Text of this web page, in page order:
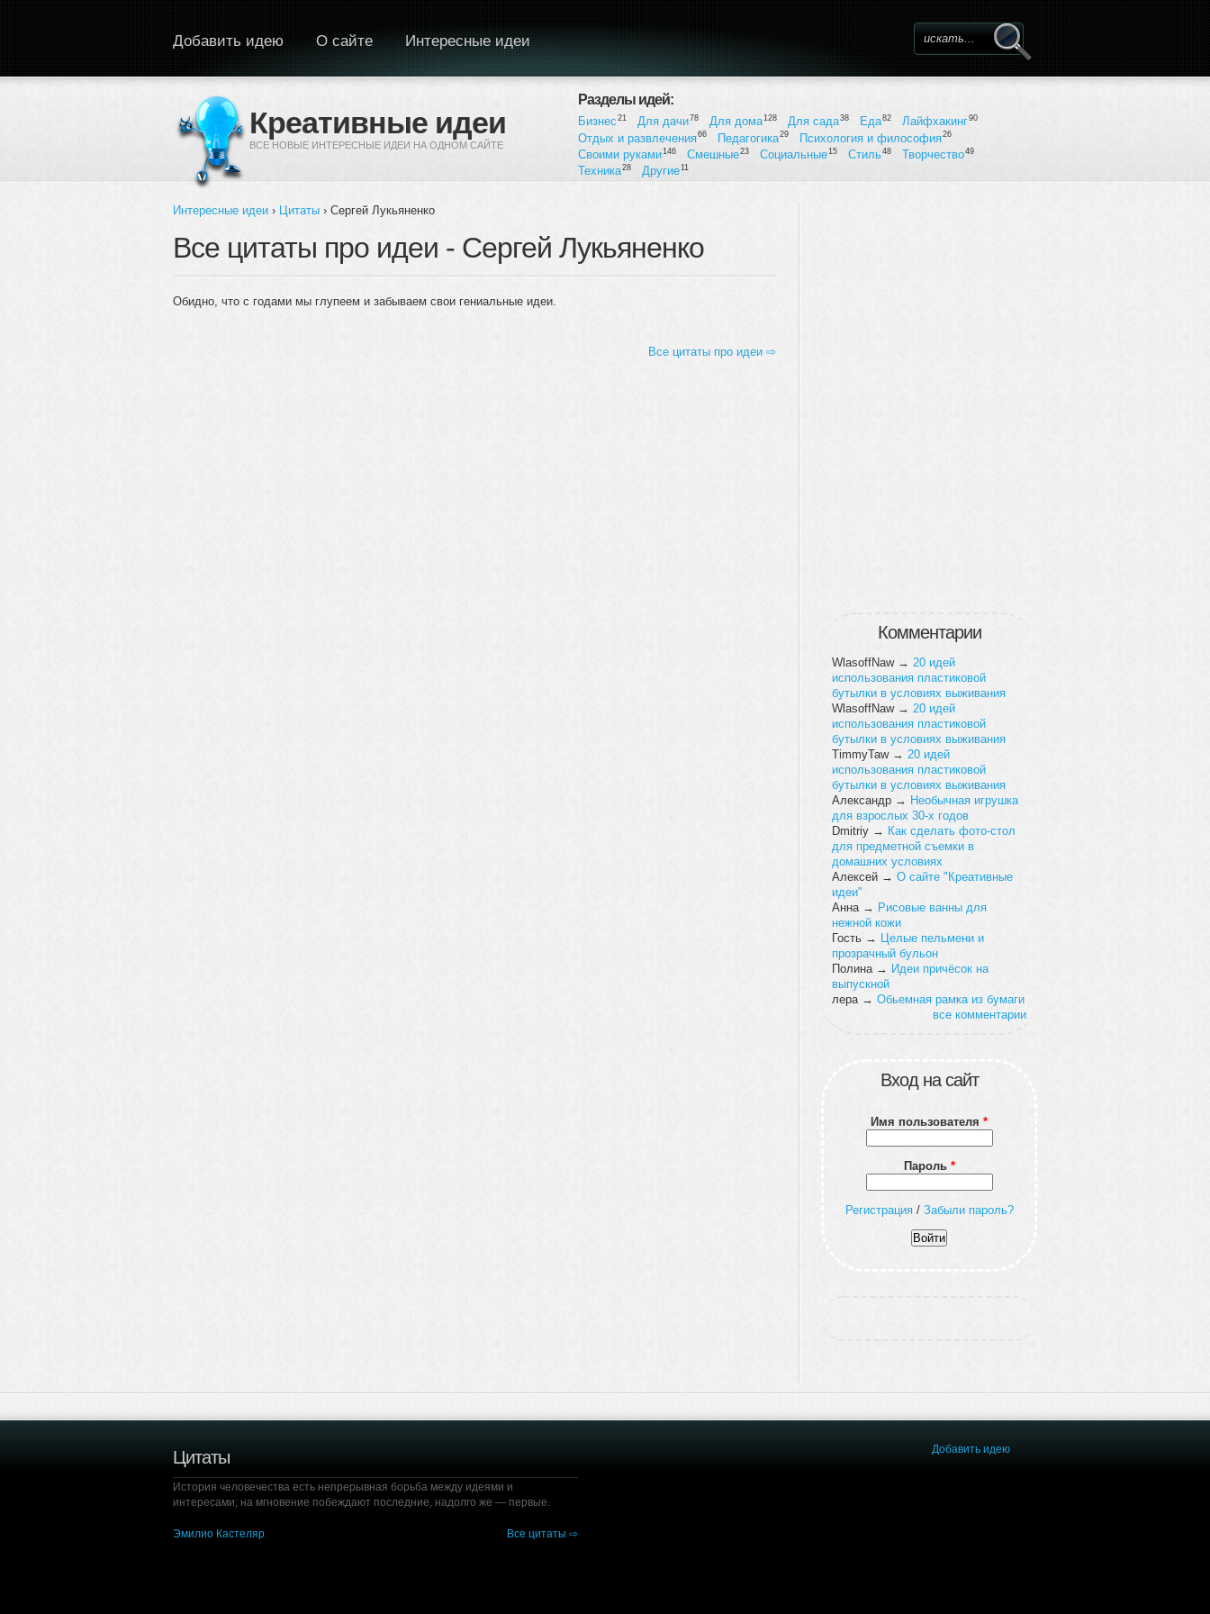
Креативные идеи
ВСЕ НОВЫЕ ИНТЕРЕСНЫЕ ИДЕИ НА ОДНОМ САЙТЕ
Добавить идею О сайте Интересные идеи Форма поиска
Разделы идей:
Бизнес 21 Для дачи78 Для дома128 Для сада38 Еда82 Лайфхакинг90
Отдых и развлечения66 Педагогика29 Психология и философия26
Своими руками146 Смешные23 Социальные 15 Стиль48 Творчество49
Техника28 Другие 11
Вы здесь
Интересные идеи › Цитаты › Сергей Лукьяненко
Все цитаты про идеи - Сергей Лукьяненко
Обидно, что с годами мы глупеем и забываем свои гениальные идеи.
Все цитаты про идеи ⇨
Комментарии
WlasoffNaw→ 20 идей
использования пластиковой
бутылки в условиях выживания
WlasoffNaw→ 20 идей
использования пластиковой
бутылки в условиях выживания
TimmyTaw→ 20 идей
использования пластиковой
бутылки в условиях выживания
Александр → Необычная игрушка
для взрослых 30-х годов
Dmitriy → Как сделать фото-стол
для предметной съемки в
домашних условиях
Алексей → О сайте "Креативные
идеи"
Анна → Рисовые ванны для
нежной кожи
Гость → Целые пельмени и
прозрачный бульон
Полина → Идеи причёсок на
выпускной
лера → Обьемная рамка из бумаги
все комментарии
Вход на сайт
Имя пользователя *
Пароль *
Регистрация/ Забыли пароль?
Цитаты
История человечества есть непрерывная борьба между идеями и
интересами; на мгновение побеждают последние, надолго же — первые.
Эмилио Кастеляр Все цитаты ⇨
Добавить идею